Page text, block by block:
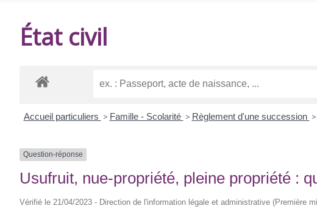
État civil
Accueil particuliers > Famille - Scolarité > Règlement d'une succession >
Question-réponse
Usufruit, nue-propriété, pleine propriété :
Vérifié le 21/04/2023 - Direction de l'information légale et administrative (Première